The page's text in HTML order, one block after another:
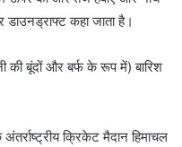
कहा जाता है।
की बूंदों और बर्फ के रूप में) बारिश
क्रिकेट मैदान हिमाचल